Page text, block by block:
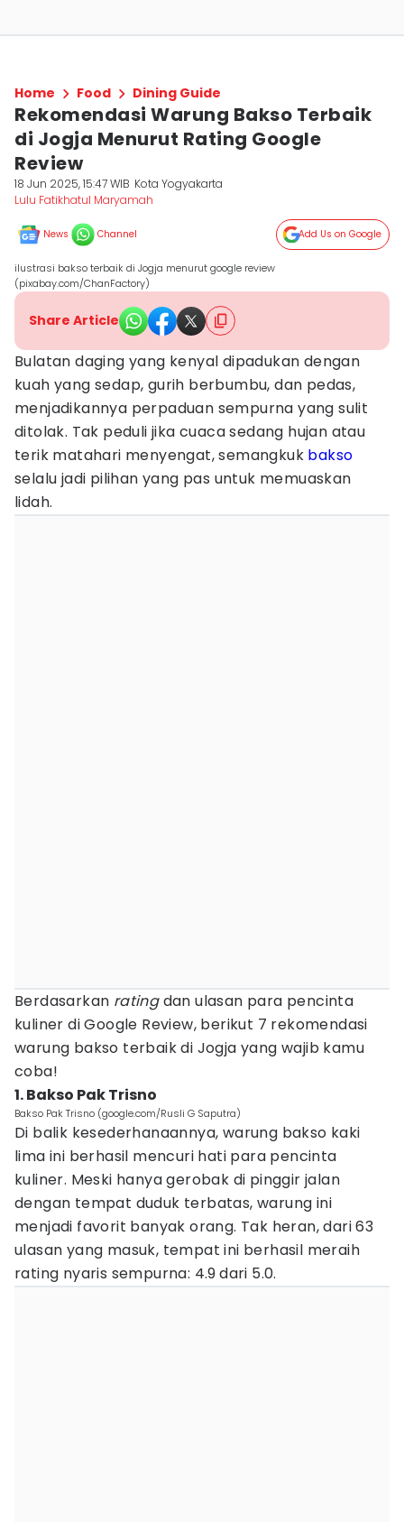
Home Food Dining Guide
Rekomendasi Warung Bakso Terbaik
di Jogja Menurut Rating Google
Review
18 Jun 2025, 15:47 WIB Kota Yogyakarta
Lulu Fatikhatul Maryamah
News Channel Add Us on Google
ilustrasi bakso terbaik di Jogja menurut google review
(pixabay.com/ChanFactory)
Share Article
Bulatan daging yang kenyal dipadukan dengan
kuah yang sedap, gurih berbumbu, dan pedas,
menjadikannya perpaduan sempurna yang sulit
ditolak. Tak peduli jika cuaca sedang hujan atau
terik matahari menyengat, semangkuk bakso
selalu jadi pilihan yang pas untuk memuaskan
lidah.
Berdasarkan ratingdan ulasan para pencinta
kuliner di Google Review, berikut 7 rekomendasi
warung bakso terbaik di Jogja yang wajib kamu
coba!
1. Bakso Pak Trisno
Bakso Pak Trisno (google.com/Rusli G Saputra)
Di balik kesederhanaannya, warung bakso kaki
lima ini berhasil mencuri hati para pencinta
kuliner. Meski hanya gerobak di pinggir jalan
dengan tempat duduk terbatas, warung ini
menjadi favorit banyak orang. Tak heran, dari 63
ulasan yang masuk, tempat ini berhasil meraih
rating nyaris sempurna: 4.9dari 5.0.